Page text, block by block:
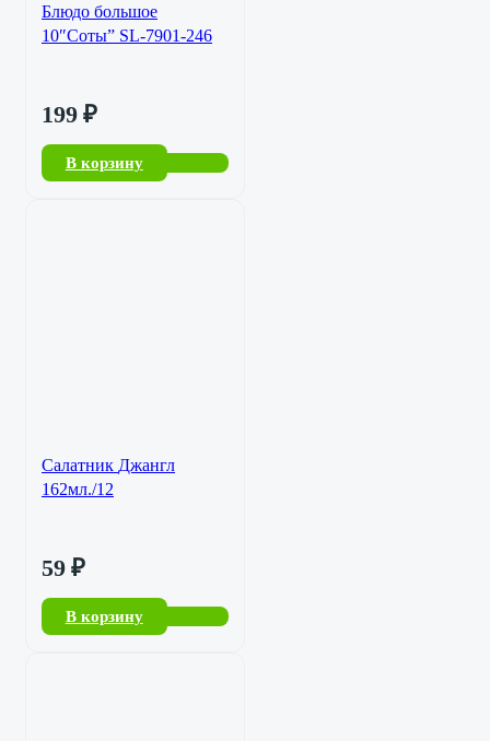
Блюдо большое
10″Соты” SL-7901-246
199 ₽
В корзину
Салатник Джангл
162мл./12
59 ₽
В корзину